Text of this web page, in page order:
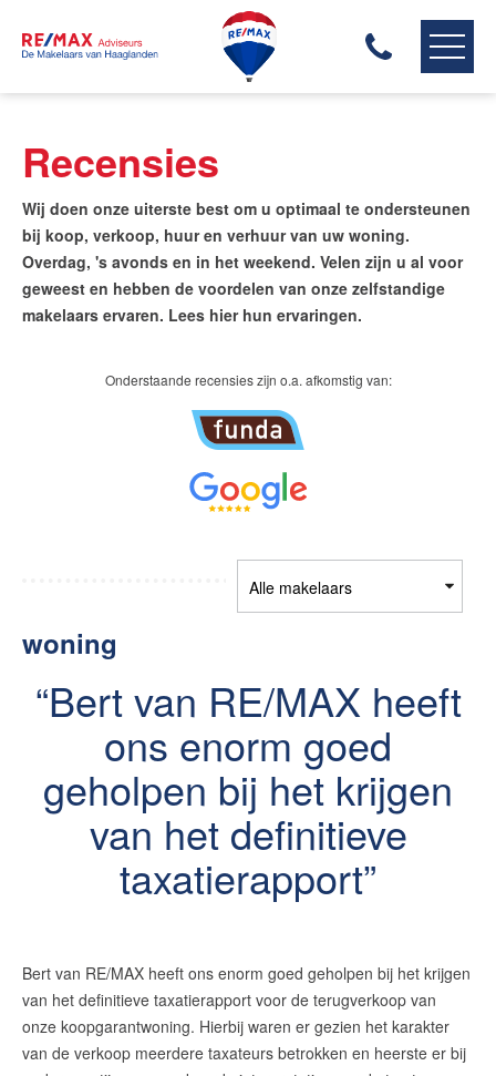
ONS AANBOD
ONZE EXPERTISES
HUIS VERKOPEN
HUIS KOPEN
ONZE DIENSTEN
CONTACT
Recensies
Wij doen onze uiterste best om u optimaal te ondersteunen
bij koop, verkoop, huur en verhuur van uw woning.
Overdag, 's avonds en in het weekend. Velen zijn u al voor
geweest en hebben de voordelen van onze zelfstandige
makelaars ervaren. Lees hier hun ervaringen.
Onderstaande recensies zijn o.a. afkomstig van:
woning
Bert van RE/MAX heeft
ons enorm goed
geholpen bij het krijgen
van het definitieve
taxatierapport
Bert van RE/MAX heeft ons enorm goed geholpen bij het krijgen
van het definitieve taxatierapport voor de terugverkoop van
onze koopgarantwoning. Hierbij waren er gezien het karakter
van de verkoop meerdere taxateurs betrokken en heerste er bij